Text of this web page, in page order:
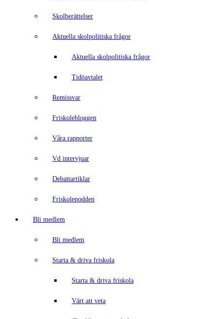
Skolberättelser
Aktuella skolpolitiska frågor
Aktuella skolpolitiska frågor
Tidöavtalet
Remissvar
Friskolebloggen
Våra rapporter
Vd intervjuar
Debattartiklar
Friskolepodden
Bli medlem
Bli medlem
Starta & driva friskola
Starta & driva friskola
Värt att veta